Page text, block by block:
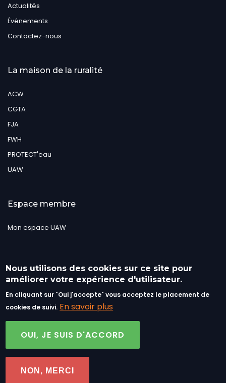
Actualités
Événements
Contactez-nous
La maison de la ruralité
ACW
CGTA
FJA
FWH
PROTECT'eau
UAW
Espace membre
Mon espace UAW
©UAW 2019 - Tous droits réservés..
Menu
Pied
Site map Vie privée, Traitement des données et cookies
Nous utilisons des cookies sur ce site pour
améliorer votre expérience d'utilisateur.
En cliquant sur `Oui j'accepte` vous acceptez le placement de
cookies de suivi. En savoir plus
OUI, JE SUIS D'ACCORD
NON, MERCI